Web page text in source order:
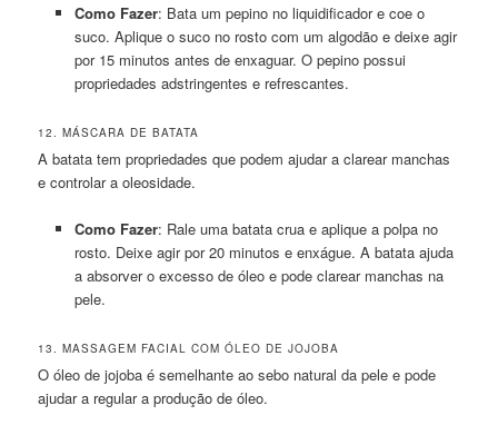
Como Fazer: Bata um pepino no liquidificador e coe o
suco. Aplique o suco no rosto com um algodão e deixe agir
por 15 minutos antes de enxaguar. O pepino possui
propriedades adstringentes e refrescantes.
12. MÁSCARA DE BATATA
A batata tem propriedades que podem ajudar a clarear manchas
e controlar a oleosidade.
Como Fazer: Rale uma batata crua e aplique a polpa no
rosto. Deixe agir por 20 minutos e enxágue. A batata ajuda
a absorver o excesso de óleo e pode clarear manchas na
pele.
13. MASSAGEM FACIAL COM ÓLEO DE JOJOBA
O óleo de jojoba é semelhante ao sebo natural da pele e pode
ajudar a regular a produção de óleo.